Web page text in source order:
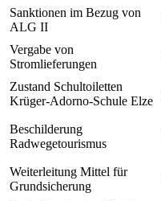
Sanktionen im Bezug von
ALG II
Vergabe von
Stromlieferungen
Zustand Schultoiletten
Krüger-Adorno-Schule Elze
Beschilderung
Radwegetourismus
Weiterleitung Mittel für
Grundsicherung